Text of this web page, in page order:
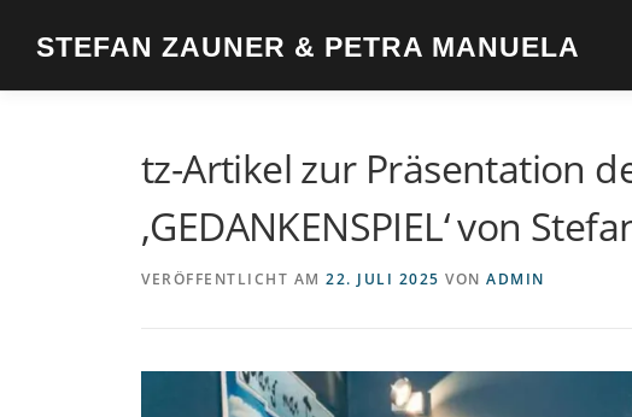
InhaltSTEFAN ZAUNER & PETRA MANUELA
tz-Artikel zur Präsentation
‚GEDANKENSPIEL‘ von
VERÖFFENTLICHT AM 22. JULI 2025 VON ADMIN